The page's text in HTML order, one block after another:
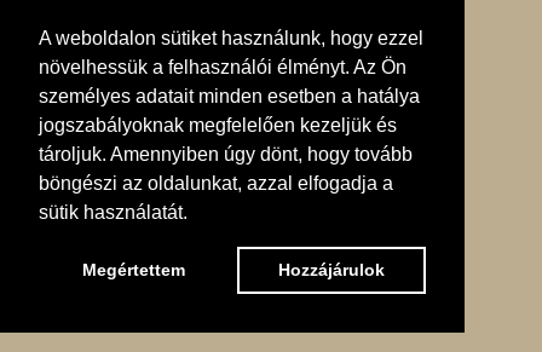
A weboldalon sütiket használunk, hogy ezzel
növelhessük a felhasználói élményt. Az Ön
személyes adatait minden esetben a hatálya
jogszabályoknak megfelelően kezeljük és
tároljuk. Amennyiben úgy dönt, hogy tovább
böngészi az oldalunkat, azzal elfogadja a
sütik használatát.
Megértettem Hozzájárulok